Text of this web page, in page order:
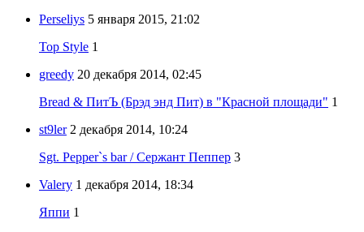
Perseliys 5 января 2015, 21:02
Top Style 1
greedy 20 декабря 2014, 02:45
Bread & ПитЪ (Брэд энд Пит) в "Красной площади" 1
st9ler 2 декабря 2014, 10:24
Sgt. Pepper`s bar / Сержант Пеппер 3
Valery 1 декабря 2014, 18:34
Яппи 1